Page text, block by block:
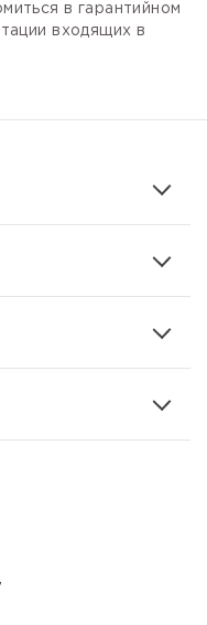
в гарантийном
входящих в